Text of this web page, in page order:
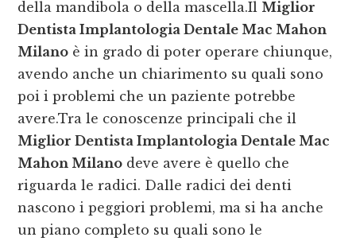
della mandibola o della mascella.Il Miglior
Dentista Implantologia Dentale Mac Mahon
Milano è in grado di poter operare chiunque,
avendo anche un chiarimento su quali sono
poi i problemi che un paziente potrebbe
avere.Tra le conoscenze principali che il
Miglior Dentista Implantologia Dentale Mac
Mahon Milano deve avere è quello che
riguarda le radici. Dalle radici dei denti
nascono i peggiori problemi, ma si ha anche
un piano completo su quali sono le